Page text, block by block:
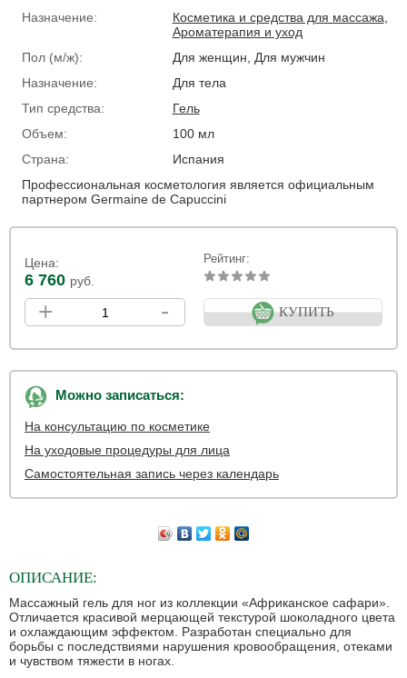
Назначение:
Косметика и средства для массажа
Ароматерапия и уход
Пол (м/ж):
Для женщин, Для мужчин
Назначение:
Для тела
Тип средства:
Гель
Объем:
100 мл
Страна:
Испания
Профессиональная косметология является официальным
партнером Germaine de Capuccini
Цена:
6 760 руб.
Рейтинг:
+ - КУПИТЬ
Можно записаться:
На консультацию по косметике
На уходовые процедуры для лица
Самостоятельная запись через календарь
ОПИСАНИЕ:
Массажный гель для ног из коллекции «Африканское сафари».
Отличается красивой мерцающей текстурой шоколадного цвета
и охлаждающим эффектом. Разработан специально для
борьбы с последствиями нарушения кровообращения, отеками
и чувством тяжести в ногах.